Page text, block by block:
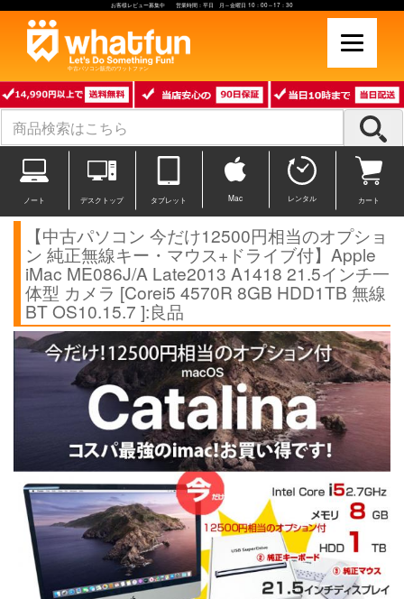
お客様レビュー募集中 営業時間：平日 月～金曜日 10：00～17：30
中古パソコン販売のワットファン
ノート デスクトップ タブレット Mac レンタル カート
【中古パソコン 今だけ12500円相当のオプショ
ン 純正無線キー・マウス+ドライブ付】Apple
iMac ME086J/A Late2013 A1418 21.5インチ一
体型 カメラ [Corei5 4570R 8GB HDD1TB 無線
BT OS10.15.7 ]:良品